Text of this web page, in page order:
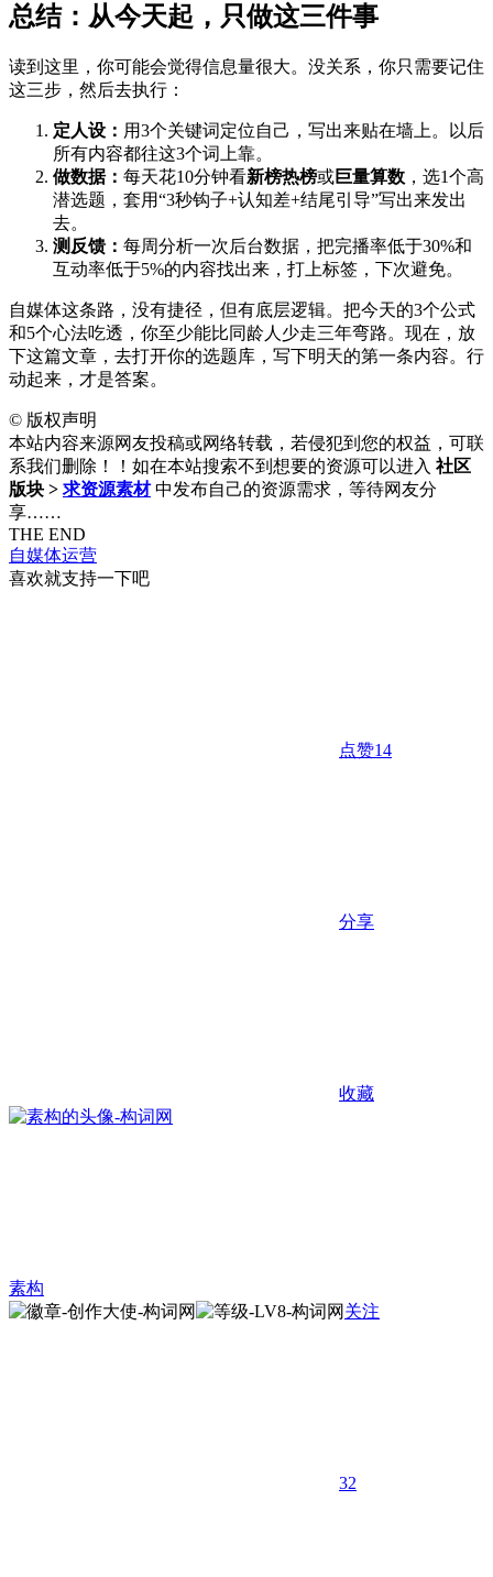
总结：从今天起，只做这三件事
读到这里，你可能会觉得信息量很大。没关系，你只需要记住
这三步，然后去执行：
定人设： 用3个关键词定位自己，写出来贴在墙上。以后
所有内容都往这3个词上靠。
做数据： 每天花10分钟看新榜热榜或巨量算数 ，选1个高
潜选题，套用“3秒钩子+认知差+结尾引导”写出来发出
去。
测反馈： 每周分析一次后台数据，把完播率低于30%和
互动率低于5%的内容找出来，打上标签，下次避免。
自媒体这条路，没有捷径，但有底层逻辑。把今天的3个公式
和5个心法吃透，你至少能比同龄人少走三年弯路。现在，放
下这篇文章，去打开你的选题库，写下明天的第一条内容。行
动起来，才是答案。
© 版权声明
本站内容来源网友投稿或网络转载，若侵犯到您的权益，可联
系我们删除！！如在本站搜索不到想要的资源可以进入 社区
版块 > 求资源素材 中发布自己的资源需求，等待网友分
享……
THE END
自媒体运营
喜欢就支持一下吧
点赞14
分享
收藏
素构
关注
32